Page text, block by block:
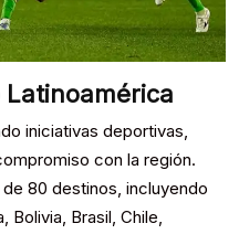
iniciativas deportivas,
con la región.
80 destinos, incluyendo
Bolivia, Brasil, Chile,